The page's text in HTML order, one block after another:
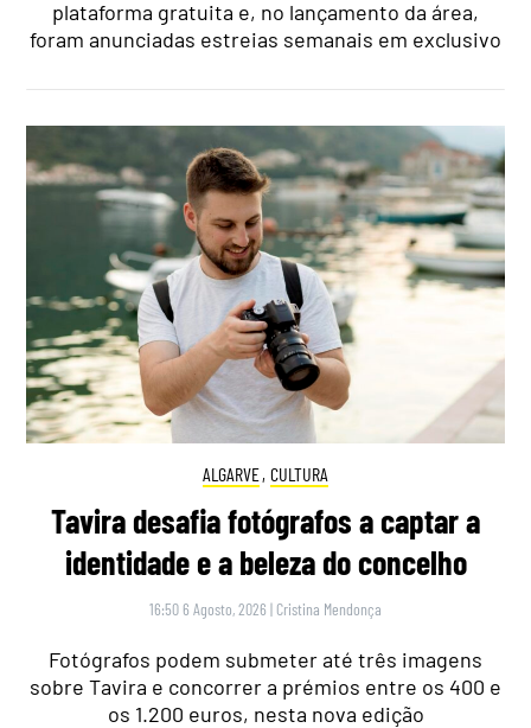
plataforma gratuita e, no lançamento da área,
foram anunciadas estreias semanais em exclusivo
ALGARVE, CULTURA
Tavira desafia fotógrafos a captar a
identidade e a beleza do concelho
16:50 6 Agosto, 2026 | Cristina Mendonça
Fotógrafos podem submeter até três imagens
sobre Tavira e concorrer a prémios entre os 400 e
os 1.200 euros, nesta nova edição